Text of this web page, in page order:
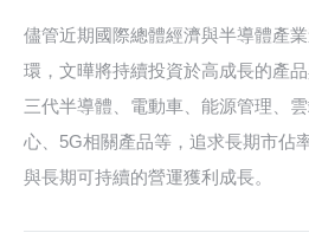
儘管近期國際總體經濟與半導體產
環，文曄將持續投資於高成長的產
三代半導體、電動車、能源管理、
心、5G相關產品等，追求長期市佔
與長期可持續的營運獲利成長。